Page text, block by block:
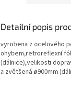
Detailní popis
vyrobena z ocelového
ohybem,retroreflexní
(dálnice),velikosti
a zvětšená ø900mm